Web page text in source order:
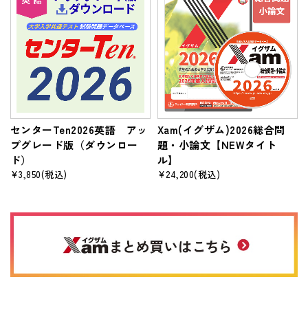
センターTen2026英語 アッ
プグレード版（ダウンロー
ド）
¥3,850(税込)
Xam(イグザム)2026総合問
題・小論文【NEWタイト
ル】
¥24,200(税込)